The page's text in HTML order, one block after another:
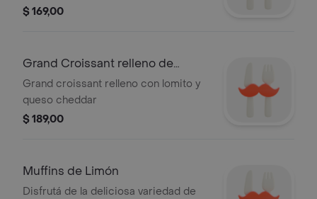
$ 169,00
Grand Croissant relleno de
Lomito y Queso
Grand croissant relleno con lomito y
queso cheddar
$ 189,00
Muffins de Limón
Disfrutá de la deliciosa variedad de